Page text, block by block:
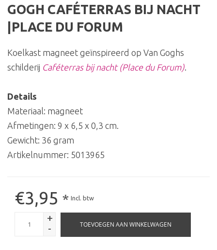
GOGH CAFÉTERRAS BIJ NACHT
|PLACE DU FORUM
Koelkast magneet geïnspireerd op Van Goghs
schilderij Caféterras bij nacht (Place du Forum).
Details
Materiaal: magneet
Afmetingen: 9 x 6,5 x 0,3 cm.
Gewicht: 36 gram
Artikelnummer: 5013965
€3,95 * Incl. btw
+
-
TOEVOEGEN AAN WINKELWAGEN